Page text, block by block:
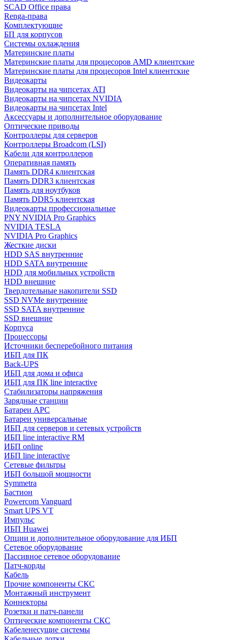
SCAD Office права
Renga-права
Комплектующие
БП для корпусов
Системы охлаждения
Материнские платы
Материнские платы для процесоров AMD клиентские
Материнские платы для процесоров Intel клиентские
Видеокарты
Видеокарты на чипсетах ATI
Видеокарты на чипсетах NVIDIA
Видеокарты на чипсетах Intel
Аксессуары и дополнительное оборудование
Оптические приводы
Контроллеры для серверов
Контроллеры Broadcom (LSI)
Кабели для контроллеров
Оперативная память
Память DDR4 клиентская
Память DDR3 клиентская
Память для ноутбуков
Память DDR5 клиентская
Видеокарты профессиональные
PNY NVIDIA Pro Graphics
NVIDIA TESLA
NVIDIA Pro Graphics
Жесткие диски
HDD SAS внутренние
HDD SATA внутренние
HDD для мобильных устройств
HDD внешние
Твердотельные накопители SSD
SSD NVMe внутренние
SSD SATA внутренние
SSD внешние
Корпуса
Процессоры
Источники бесперебойного питания
ИБП для ПК
Back-UPS
ИБП для дома и офиса
ИБП для ПК linе interactive
Стабилизаторы напряжения
Зарядные станции
Батареи APC
Батареи универсальные
ИБП для серверов и сетевых устройств
ИБП line interactive RM
ИБП online
ИБП linе interactive
Сетевые фильтры
ИБП большой мощности
Symmetra
Бастион
Powercom Vanguard
Smart UPS VT
Импульс
ИБП Huawei
Опции и дополнительное оборудование для ИБП
Сетевое оборудование
Пассивное сетевое оборудование
Патч-корды
Кабель
Прочие компоненты СКС
Монтажный инструмент
Коннекторы
Розетки и патч-панели
Оптические компоненты СКС
Кабеленесущие системы